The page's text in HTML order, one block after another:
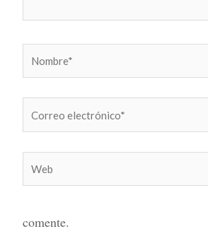
electrónico*
comente.